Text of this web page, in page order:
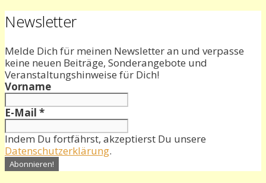
Newsletter
Melde Dich für meinen Newsletter an und verpasse
keine neuen Beiträge, Sonderangebote und
Veranstaltungshinweise für Dich!
Vorname
E-Mail *
Indem Du fortfährst, akzeptierst Du unsere
Datenschutzerklärung.